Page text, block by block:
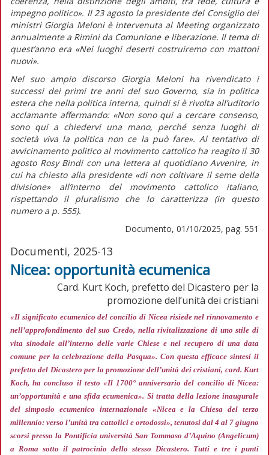
impegno politico». Il 23 agosto la presidente del Consiglio dei
ministri Giorgia Meloni è intervenuta al Meeting organizzato
annualmente a Rimini da Comunione e liberazione. Il tema di
quest’anno era «Nei luoghi deserti costruiremo con mattoni
nuovi».
Nel suo ampio discorso Giorgia Meloni ha rivendicato i
successi dei primi tre anni del suo Governo, sia in politica
estera che nella politica interna, quindi si è rivolta all’uditorio
acclamante affermando:«Non sono qui a cercare consenso,
sono qui a chiedervi una mano, perché senza luoghi di
società viva la politica non ce la può fare». Al tentativo di
avvicinamento politico al movimento cattolico ha reagito il 30
agosto Rosy Bindi con una lettera al quotidianoAvvenire, in
cui ha chiesto alla presidente«di non coltivare il seme della
divisione» all’interno del movimento cattolico italiano,
rispettando il pluralismo che lo caratterizza (inquesto
numero a p. 555).
Documento, 01/10/2025, pag. 551
Documenti, 2025-13
Nicea: opportunità ecumenica
Card. Kurt Koch, prefetto del Dicastero per la
promozione dell’unità dei cristiani
«Il significato ecumenico del concilio di Nicea risiede nel rinnovamento e
nell’approfondimento del suo Credo, nella rivitalizzazione di uno stile di
vita sinodale all’interno delle varie Chiese e nel recupero di una data
comune per la celebrazione della Pasqua». Con questa efficace sintesi il
prefetto del Dicastero per la promozione dell’unità dei cristiani, card. Kurt
Koch, ha concluso il testo «Il 1700° anniversario del concilio di Nicea:
un’opportunità e una sfida ecumenica». Si tratta della lezione inaugurale
del simposio ecumenico internazionale «Nicea e la Chiesa del terzo
millennio: verso l’unità tra cattolici e ortodossi», tenutosi dal 4 al 7 giugno
scorsi presso la Pontificia università San Tommaso d’Aquino (Angelicum)
a Roma sotto il patrocinio dello stesso Dicastero. Tutti e tre i punti